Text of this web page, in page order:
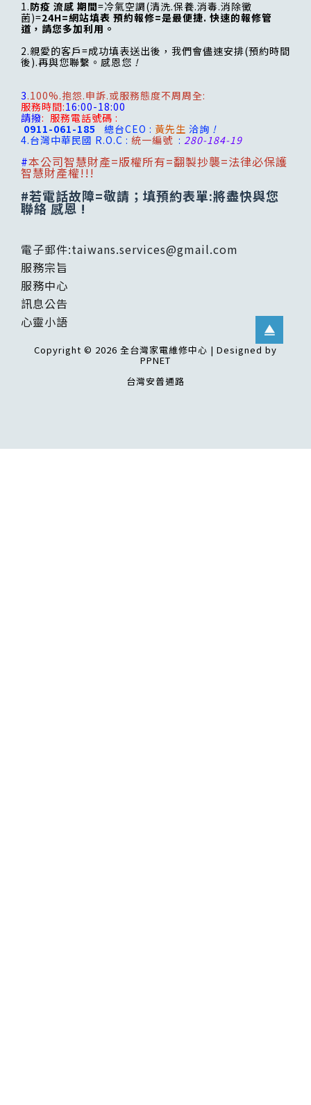
1.防疫 流感 期間=冷氣空調(清洗.保養.消毒.消除黴
菌)=24H=網站填表 預約報修=是最便捷. 快速的報修管
道，請您多加利用。
2.親愛的客戶=成功填表送出後，我們會儘速安排(預約時間
後).再與您聯繫。感恩您 !
3.100%.抱怨.申訴.或服務態度不周周全:
服務時間:16:00-18:00
請撥: 服務電話號碼 :
0911-061-185 總台CEO : 黃先生 洽詢 !
4.台灣中華民國 R.O.C : 統一編號 : 280-184-19
#本公司智慧財產=版權所有=翻製抄襲=法律必保護
智慧財產權!!!
#若電話故障=敬請；填預約表單:將盡快與您
聯絡 感恩 !
電子郵件:taiwans.services@gmail.com
服務宗旨
服務中心
訊息公告
心靈小語
Copyright © 2026 全台灣家電維修中心 | Designed by
PPNET
台灣安普通路